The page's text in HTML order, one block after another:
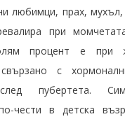
любимци, прах, мухъл,
при
процент е при
с
пубертета.
чести в детска